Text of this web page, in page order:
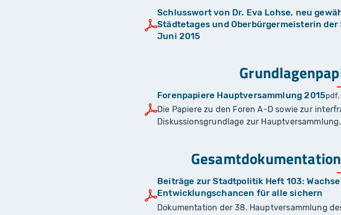
Schlusswort von Dr. Eva Lohse, neu
Städtetages und Oberbürgermeisterin der
Juni 2015
Forenpapiere Hauptversammlung 2015pdf,
Die Papiere zu den Foren A-D sowie zur
Diskussionsgrundlage zur Hauptversammlung.
Beiträge zur Stadtpolitik Heft 103:
Entwicklungschancen für alle sichern
Dokumentation der 38. Hauptversammlung